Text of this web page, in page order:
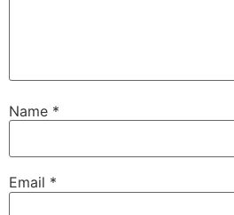
Name *
Email *